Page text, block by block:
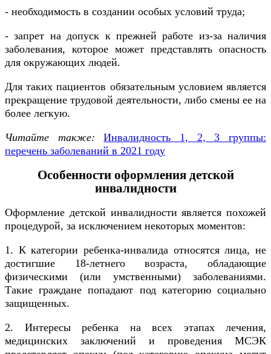
- необходимость в создании особых условий труда;
- запрет на допуск к прежней работе из-за наличия
заболевания, которое может представлять опасность
для окружающих людей.
Для таких пациентов обязательным условием является
прекращение трудовой деятельности, либо смены ее на
более легкую.
Читайте также:Инвалидность 1, 2, 3 группы:
перечень заболеваний в 2021 году
Особенности оформления детской
инвалидности
Оформление детской инвалидности является похожей
процедурой, за исключением некоторых моментов:
1. К категории ребенка-инвалида относятся лица, не
достигшие 18-летнего возраста, обладающие
физическими (или умственными) заболеваниями.
Такие граждане попадают под категорию социально
защищенных.
2. Интересы ребенка на всех этапах лечения,
медицинских заключений и проведения МСЭК